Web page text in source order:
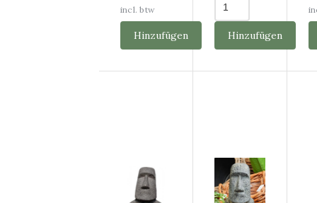
incl. btw
Hinzufügen Hinzufügen